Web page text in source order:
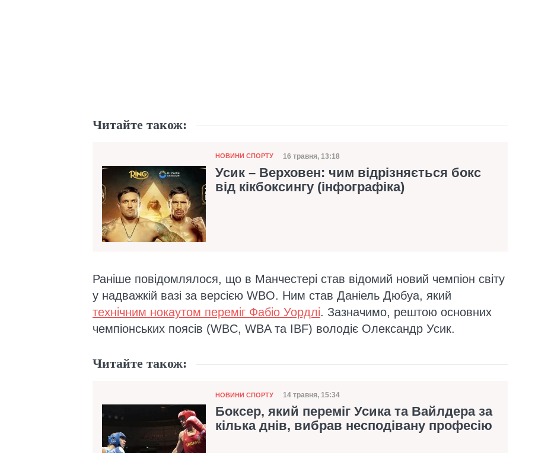
Читайте також:
Категорія
НОВИНИ СПОРТУ Дата публікації
16 травня, 13:18
Усик – Верховен: чим відрізняється бокс
від кікбоксингу (інфографіка)
Раніше повідомлялося, що в Манчестері став відомий новий чемпіон світу
у надважкій вазі за версією WBO. Ним став Даніель Дюбуа, який
технічним нокаутом переміг Фабіо Уордлі. Зазначимо, рештою основних
чемпіонських поясів (WBC, WBA та IBF) володіє Олександр Усик.
Читайте також:
Категорія
НОВИНИ СПОРТУ Дата публікації
14 травня, 15:34
Боксер, який переміг Усика та Вайлдера за
кілька днів, вибрав несподівану професію